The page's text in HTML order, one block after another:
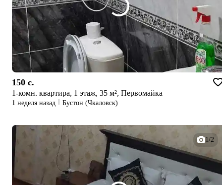
150 c.
1-комн. квартира, 1 этаж, 35 м², Первомайка
1 неделя назад Бустон (Чкаловск)
1/2